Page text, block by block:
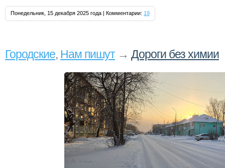
Понедельник, 15 декабря 2025 года | Комментарии: 19
Городские, Нам пишут→ Дороги без химии